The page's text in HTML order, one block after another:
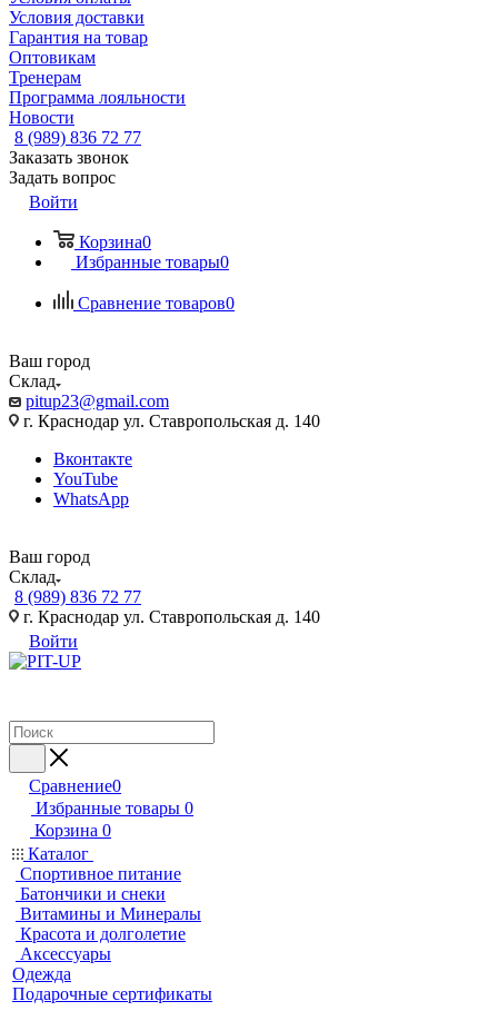
Условия доставки
Гарантия на товар
Оптовикам
Тренерам
Программа лояльности
Новости
8 (989) 836 72 77
Заказать звонок
Задать вопрос
Войти
Корзина0
Избранные товары0
Сравнение товаров0
Ваш город
Склад
pitup23@gmail.com
г. Краснодар ул. Ставропольская д. 140
Вконтакте
YouTube
WhatsApp
Ваш город
Склад
8 (989) 836 72 77
г. Краснодар ул. Ставропольская д. 140
Войти
Сравнение0
Избранные товары 0
Корзина 0
Каталог
Спортивное питание
Батончики и снеки
Витамины и Минералы
Красота и долголетие
Аксессуары
Одежда
Подарочные сертификаты